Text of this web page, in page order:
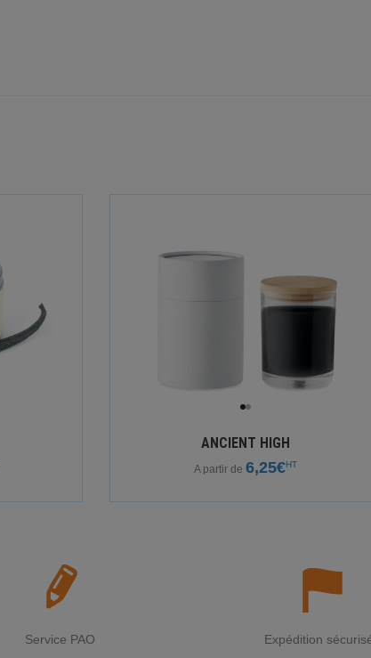
ANCIENT HIGH
A partir de 6,25€HT
Service PAO Expédition